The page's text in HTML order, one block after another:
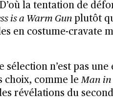
la tentation de
is a Warm Gun plutôt
en costume-cravate
sélection n’est pas
choix, comme leMan in
révélations du